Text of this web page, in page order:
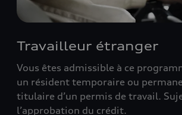
Travailleur étranger
Vous êtes admissible à ce
un résident temporaire ou
titulaire d’un permis de travail.
l’approbation du crédit.